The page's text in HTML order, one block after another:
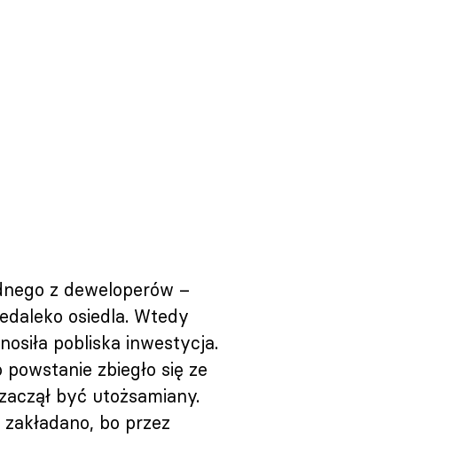
z deweloperów –
osiedla. Wtedy
pobliska inwestycja.
zbiegło się ze
być utożsamiany.
bo przez